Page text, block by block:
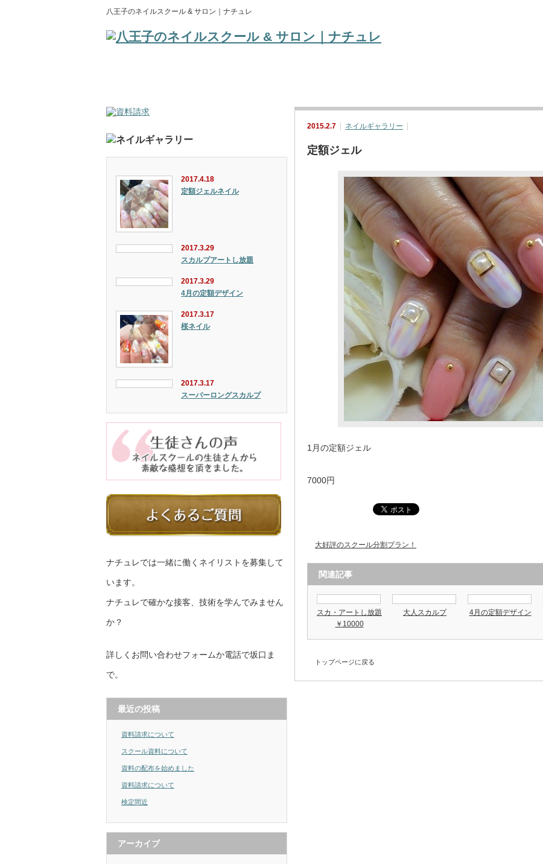
八王子のネイルスクール & サロン｜ナチュレ
2015.2.7 ネイルギャラリー
定額ジェル
1月の定額ジェル
7000円
大好評のスクール分割プラン！
関連記事
スカ・アートし放題
￥10000
大人スカルプ 4月の定額デザイン
トップページに戻る
2017.4.18
定額ジェルネイル
2017.3.29
スカルプアートし放題
2017.3.29
4月の定額デザイン
2017.3.17
桜ネイル
2017.3.17
スーパーロングスカルプ
ナチュレでは一緒に働くネイリストを募集して
います。
ナチュレで確かな接客、技術を学んでみません
か？
詳しくお問い合わせフォームか電話で坂口ま
で。
最近の投稿
資料請求について
スクール資料について
資料の配布を始めました
資料請求について
検定間近
アーカイブ